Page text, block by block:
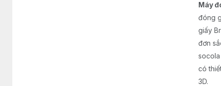
Máy
đóng
giấy
đơn
có
3D.